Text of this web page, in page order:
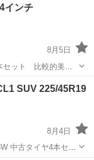
インチ
8月5日
ット 比較的美品
が、腐食等はあまり
の4穴マルチです！
SUV 225/45R19
8月4日
中古タイヤ4本セッ